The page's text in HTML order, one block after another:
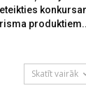
Skatīt vairāk